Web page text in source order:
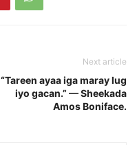
Next article
“Tareen ayaa iga maray lug
iyo gacan.” — Sheekada
Amos Boniface.